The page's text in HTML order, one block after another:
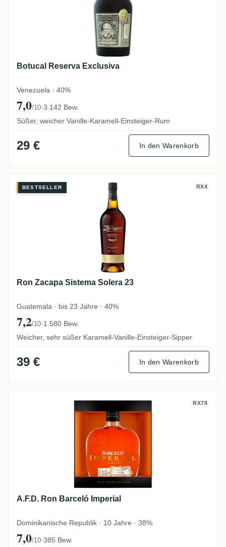
Botucal Reserva Exclusiva
Venezuela · 40%
7,0/10·3.142 Bew.
Süßer, weicher Vanille-Karamell-Einsteiger-Rum
29 € In den Warenkorb
Ron Zacapa Sistema Solera 23
BESTSELLER RX4
Ron Zacapa Sistema Solera 23
Guatemala · bis 23 Jahre · 40%
7,2/10·1.580 Bew.
Weicher, sehr süßer Karamell-Vanille-Einsteiger-Sipper
39 € In den Warenkorb
A.F.D. Ron Barceló Imperial RX78
A.F.D. Ron Barceló Imperial
Dominikanische Republik · 10 Jahre · 38%
7,0/10·385 Bew.